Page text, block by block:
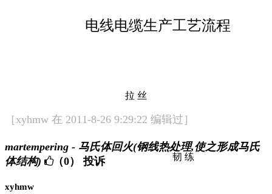
电线电缆生产工艺流程
拉 丝
韧 练
［xyhmw 在 2011-8-26 9:29:22 编辑过］
martempering - 马氏体回火(钢线热处理,使之形成马氏
体结构)
（0） 投诉
xyhmw